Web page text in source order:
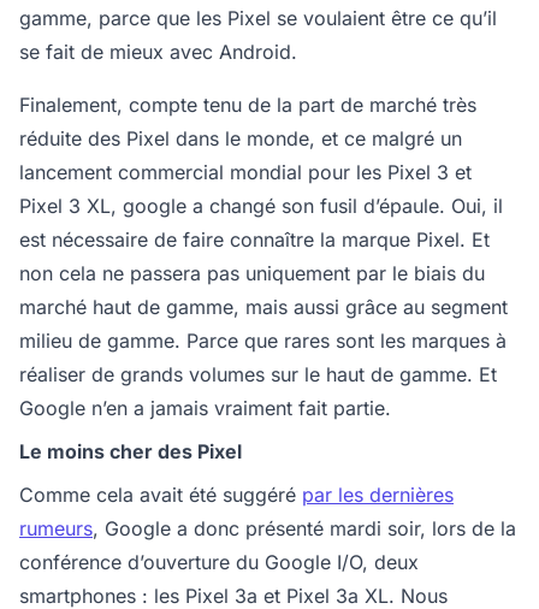
gamme, parce que les Pixel se voulaient être ce qu’il
se fait de mieux avec Android.
Finalement, compte tenu de la part de marché très
réduite des Pixel dans le monde, et ce malgré un
lancement commercial mondial pour les Pixel 3 et
Pixel 3 XL, google a changé son fusil d’épaule. Oui, il
est nécessaire de faire connaître la marque Pixel. Et
non cela ne passera pas uniquement par le biais du
marché haut de gamme, mais aussi grâce au segment
milieu de gamme. Parce que rares sont les marques à
réaliser de grands volumes sur le haut de gamme. Et
Google n’en a jamais vraiment fait partie.
Le moins cher des Pixel
Comme cela avait été suggéré par les dernières
rumeurs, Google a donc présenté mardi soir, lors de la
conférence d’ouverture du Google I/O, deux
smartphones : les Pixel 3a et Pixel 3a XL. Nous